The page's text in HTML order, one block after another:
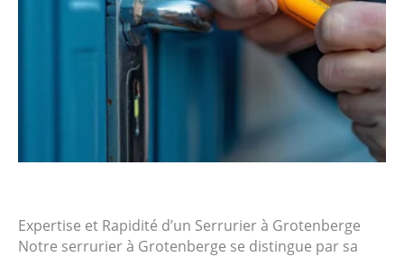
Expertise et Rapidité d’un Serrurier à Grotenberge
Notre serrurier à Grotenberge se distingue par sa